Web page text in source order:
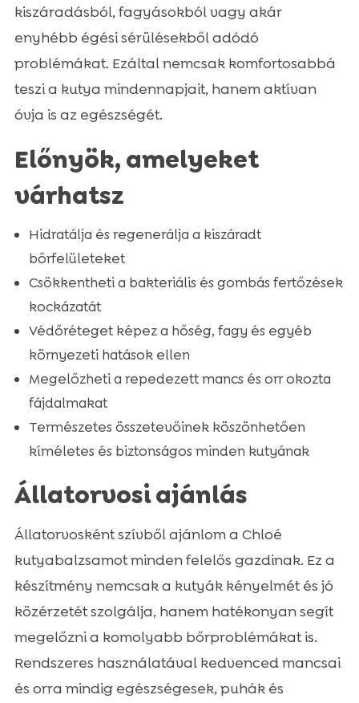
kiszáradásból, fagyásokból vagy akár
enyhébb égési sérülésekből adódó
problémákat. Ezáltal nemcsak komfortosabbá
teszi a kutya mindennapjait, hanem aktívan
óvja is az egészségét.
Előnyök, amelyeket
várhatsz
Hidratálja és regenerálja a kiszáradt
bőrfelületeket
Csökkentheti a bakteriális és gombás fertőzések
kockázatát
Védőréteget képez a hőség, fagy és egyéb
környezeti hatások ellen
Megelőzheti a repedezett mancs és orr okozta
fájdalmakat
Természetes összetevőinek köszönhetően
kíméletes és biztonságos minden kutyának
Állatorvosi ajánlás
Állatorvosként szívből ajánlom a Chloé
kutyabalzsamot minden felelős gazdinak. Ez a
készítmény nemcsak a kutyák kényelmét és jó
közérzetét szolgálja, hanem hatékonyan segít
megelőzni a komolyabb bőrproblémákat is.
Rendszeres használatával kedvenced mancsai
és orra mindig egészségesek, puhák és